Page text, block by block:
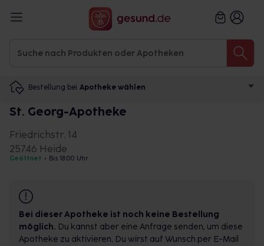
Bestellung bei Apotheke wählen
St. Georg-Apotheke
Friedrichstr. 14
25746 Heide
Geöffnet • Bis 18:00 Uhr
Bei dieser Apotheke ist noch keine Bestellung
möglich. Du kannst aber eine Anfrage senden, um diese
Apotheke zu aktivieren. Du wirst auf Wunsch per E-Mail